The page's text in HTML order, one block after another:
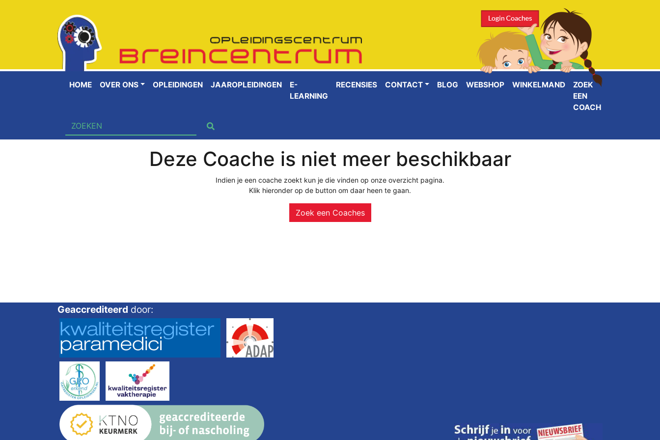
HOME OVER ONS OPLEIDINGEN JAAROPLEIDINGEN
E-
LEARNING
RECENSIES CONTACT BLOG WEBSHOP WINKELMAND
ZOEK
EEN
COACH
Deze Coache is niet meer beschikbaar
Indien je een coache zoekt kun je die vinden op onze overzicht pagina.
Klik hieronder op de button om daar heen te gaan.
Zoek een Coaches
Geaccrediteerd door: